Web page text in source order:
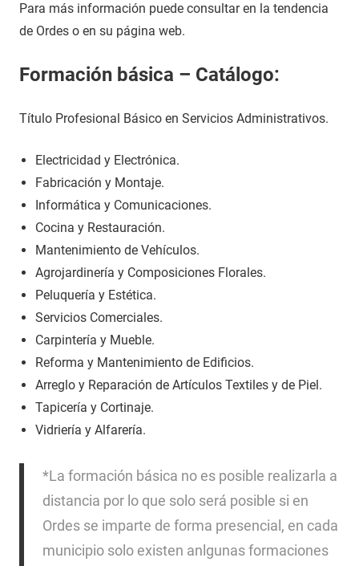
Para más información puede consultar en la tendencia
de Ordes o en su página web.
Formación básica – Catálogo:
Título Profesional Básico en Servicios Administrativos.
Electricidad y Electrónica.
Fabricación y Montaje.
Informática y Comunicaciones.
Cocina y Restauración.
Mantenimiento de Vehículos.
Agrojardinería y Composiciones Florales.
Peluquería y Estética.
Servicios Comerciales.
Carpintería y Mueble.
Reforma y Mantenimiento de Edificios.
Arreglo y Reparación de Artículos Textiles y de Piel.
Tapicería y Cortinaje.
Vidriería y Alfarería.
*La formación básica no es posible realizarla a
distancia por lo que solo será posible si en
Ordes se imparte de forma presencial, en cada
municipio solo existen anlgunas formaciones